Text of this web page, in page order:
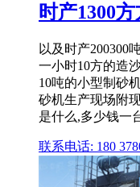
时产1300
以及时产200300
一小时10方的造
10吨的小型制砂
砂机生产现场附
是什么,多少钱一
联系电话: 180